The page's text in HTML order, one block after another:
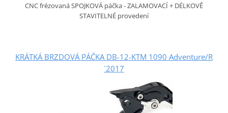
CNC frézovaná SPOJKOVÁ páčka - ZALAMOVACÍ + DÉLKOVĚ
STAVITELNÉ provedení
KRÁTKÁ BRZDOVÁ PÁČKA DB-12-KTM 1090 Adventure/R
´2017